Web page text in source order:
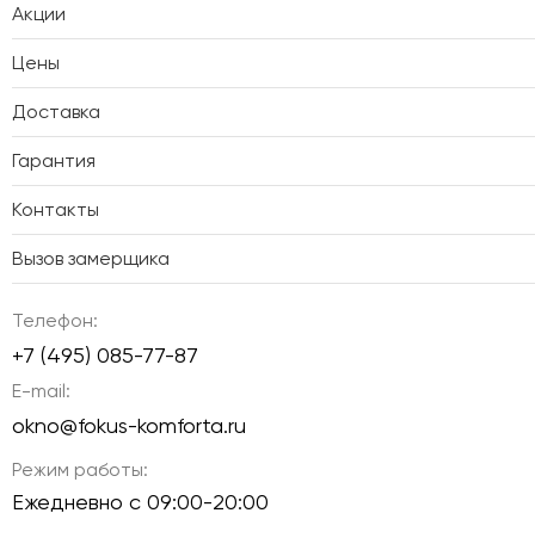
Акции
Цены
Доставка
Гарантия
Контакты
Вызов замерщика
Телефон:
+7 (495) 085-77-87
E-mail:
okno@fokus-komforta.ru
Режим работы:
Ежедневно с 09:00-20:00